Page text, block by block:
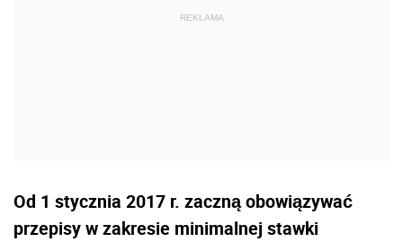
Od 1 stycznia 2017 r. zaczną obowiązywać
przepisy w zakresie minimalnej stawki